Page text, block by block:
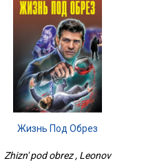
Жизнь Под Обрез
Zhizn' pod obrez , Leonov